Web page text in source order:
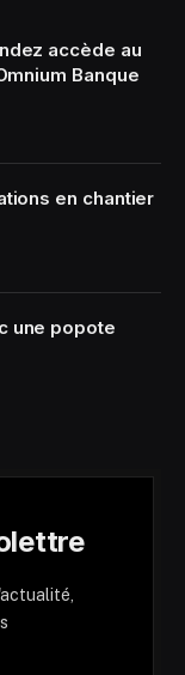
accède au
Banque
en chantier
une popote